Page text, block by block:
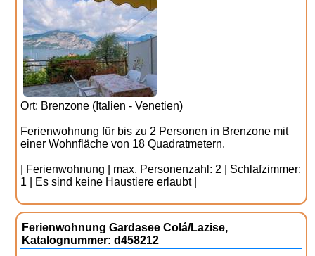
Ort: Brenzone (Italien - Venetien)
Ferienwohnung für bis zu 2 Personen in Brenzone mit
einer Wohnfläche von 18 Quadratmetern.
| Ferienwohnung | max. Personenzahl: 2 | Schlafzimmer:
1 | Es sind keine Haustiere erlaubt |
Ferienwohnung Gardasee Colá/Lazise,
Katalognummer: d458212